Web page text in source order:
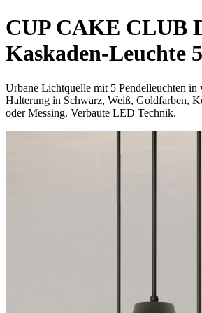
CUP CAKE CLUB
Kaskaden-Leuchte
Urbane Lichtquelle mit 5 Pendelleuchten in
Halterung in Schwarz, Weiß, Goldfarben,
oder Messing. Verbaute LED Technik.